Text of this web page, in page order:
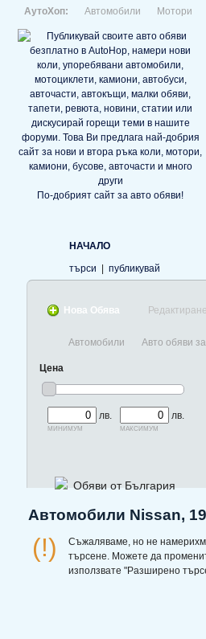
АутоХоп: Автомобили Мотори
По-добрият сайт за авто обяви!
НАЧАЛО
търси
публикувай
Нова Обява
Автомобили Авто обяви
Цена
лв.
минимум
лв.
максимум
Обяви от България
Автомобили Nissan,
(!)
Съжаляваме, но не
търсене. Можете да
използвате "Разширено